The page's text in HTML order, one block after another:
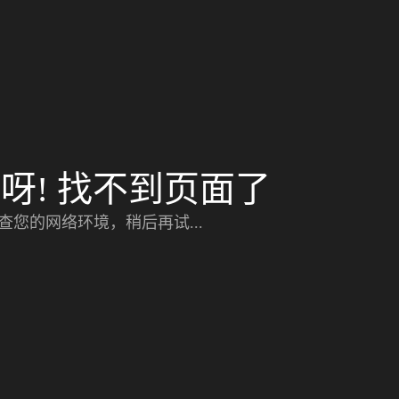
! 找不到页面了
您的网络环境，稍后再试...